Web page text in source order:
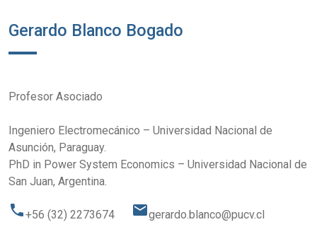
Gerardo Blanco Bogado
Profesor Asociado
Ingeniero Electromecánico – Universidad Nacional de
Asunción, Paraguay.
PhD in Power System Economics – Universidad Nacional de
San Juan, Argentina.
phone+56 (32) 2273674 emailgerardo.blanco@pucv.cl